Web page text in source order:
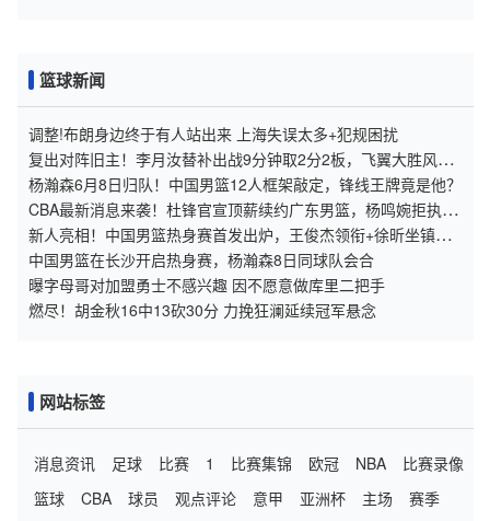
篮球新闻
调整!布朗身边终于有人站出来 上海失误太多+犯规困扰
复出对阵旧主！李月汝替补出战9分钟取2分2板，飞翼大胜风暴
斩获三连胜
杨瀚森6月8日归队！中国男篮12人框架敲定，锋线王牌竟是他？
CBA最新消息来袭！杜锋官宣顶薪续约广东男篮，杨鸣婉拒执教
北控
新人亮相！中国男篮热身赛首发出炉，王俊杰领衔+徐昕坐镇禁
区
中国男篮在长沙开启热身赛，杨瀚森8日同球队会合
曝字母哥对加盟勇士不感兴趣 因不愿意做库里二把手
燃尽！胡金秋16中13砍30分 力挽狂澜延续冠军悬念
网站标签
消息资讯 足球 比赛 1 比赛集锦 欧冠 NBA
比赛录像
篮球
CBA 球员 观点评论 意甲 亚洲杯 主场
赛季